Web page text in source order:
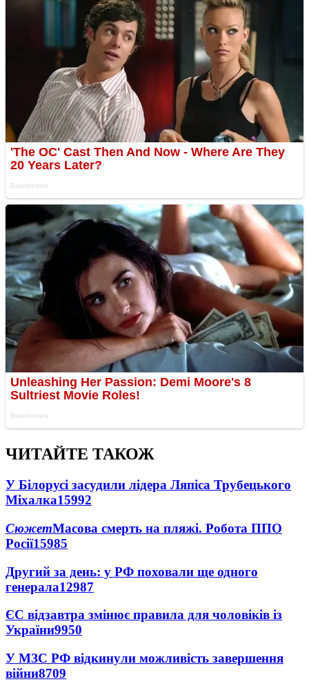
ЧИТАЙТЕ ТАКОЖ
У Білорусі засудили лідера Ляпіса Трубецького
Міхалка15992
СюжетМасова смерть на пляжі. Робота ППО
Росії15985
Другий за день: у РФ поховали ще одного
генерала12987
ЄС відзавтра змінює правила для чоловіків із
України9950
У МЗС РФ відкинули можливість завершення
війни8709